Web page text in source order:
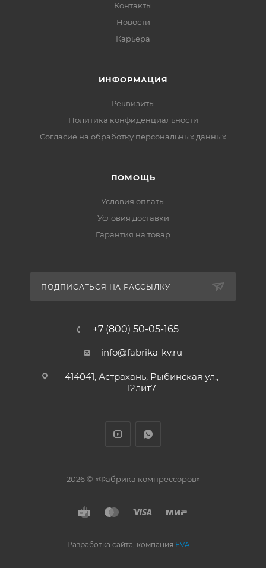
Контакты
Новости
Карьера
ИНФОРМАЦИЯ
Реквизиты
Политика конфиденциальности
Cогласие на обработку персональных данных
ПОМОЩЬ
Условия оплаты
Условия доставки
Гарантия на товар
ПОДПИСАТЬСЯ НА РАССЫЛКУ
+7 (800) 50-05-165
info@fabrika-kv.ru
414041, Астрахань, Рыбинская ул.,
12лит7
2026 © «Фабрика компрессоров»
Разработка сайта, компания EVA